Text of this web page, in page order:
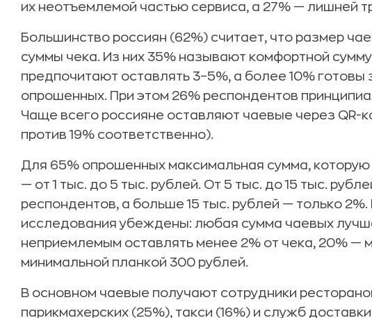
их неотъемлемой частью сервиса, а 27% — лишней
Большинство россиян (62%) считает, что размер
суммы чека. Из них 35% называют комфортной сумму
предпочитают оставлять 3–5%, а более 10% готовы
опрошенных. При этом 26% респондентов
Чаще всего россияне оставляют чаевые через QR-
против 19% соответственно).
Для 65% опрошенных максимальная сумма, которую
— от 1 тыс. до 5 тыс. рублей. От 5 тыс. до 15 тыс.
респондентов, а больше 15 тыс. рублей — только
исследования убеждены: любая сумма чаевых
неприемлемым оставлять менее 2% от чека, 20% —
минимальной планкой 300 рублей.
В основном чаевые получают сотрудники
парикмахерских (25%), такси (16%) и служб